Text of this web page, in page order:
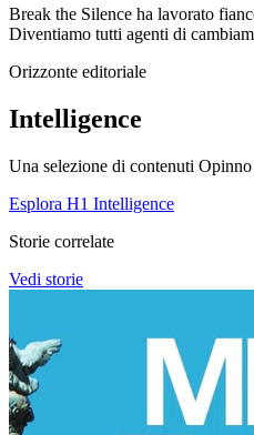
Break the Silence ha lavorato
Diventiamo tutti agenti di
Orizzonte editoriale
Intelligence
Una selezione di contenuti
Esplora H1 Intelligence
Storie correlate
Vedi storie